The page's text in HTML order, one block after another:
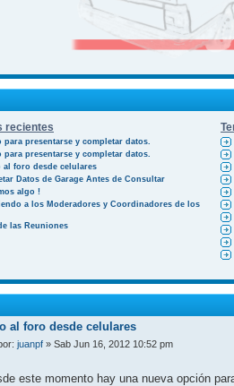
recientes
para presentarse y completar datos.
para presentarse y completar datos.
al foro desde celulares
Datos de Garage Antes de Consultar
algo !
a los Moderadores y Coordinadores de los
las Reuniones
al foro desde celulares
juanpf » Sab Jun 16, 2012 10:52 pm
este momento hay una nueva opción